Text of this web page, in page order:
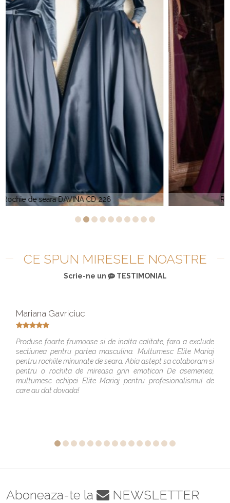
Rochie de seara DAVINCI CD0171
CE SPUN MIRESELE NOASTRE
Scrie-ne un TESTIMONIAL
Mariana Gavriciuc
Produse foarte frumoase si de inalta calitate, fara a exclude
sectiunea pentru partea masculina. Multumesc Elite Mariaj
pentru rochiile minunate de seara. Abia astept sa colaboram si
pentru o rochita de mireasa grin emoticon De asemenea,
multumesc echipei Elite Mariaj pentru profesionalismul de
care au dat dovada!
Aboneaza-te la NEWSLETTER